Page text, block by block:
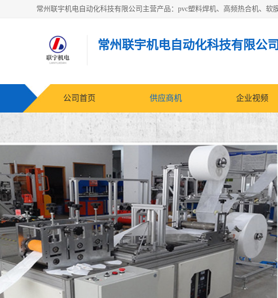
常州联宇机电自动化科技有限公司
公司首页 供应商机 企业视频